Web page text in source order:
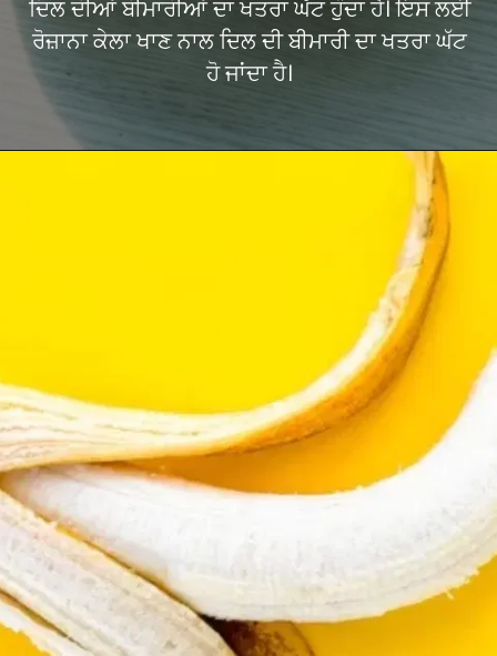
ਦਿਲ ਦੀਆਂ ਬੀਮਾਰੀਆਂ ਦਾ ਖਤਰਾ ਘੱਟ ਹੁੰਦਾ ਹੈ। ਇਸ ਲਈ
ਰੋਜ਼ਾਨਾ ਕੇਲਾ ਖਾਣ ਨਾਲ ਦਿਲ ਦੀ ਬੀਮਾਰੀ ਦਾ ਖਤਰਾ ਘੱਟ
ਹੋ ਜਾਂਦਾ ਹੈ।